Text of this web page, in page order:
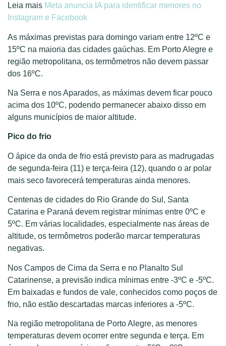
Leia mais Meta anuncia IA para identificar menores no
Instagram e Facebook
As máximas previstas para domingo variam entre 12ºC e
15ºC na maioria das cidades gaúchas. Em Porto Alegre e
região metropolitana, os termômetros não devem passar
dos 16ºC.
Na Serra e nos Aparados, as máximas devem ficar pouco
acima dos 10ºC, podendo permanecer abaixo disso em
alguns municípios de maior altitude.
Pico do frio
O ápice da onda de frio está previsto para as madrugadas
de segunda-feira (11) e terça-feira (12), quando o ar polar
mais seco favorecerá temperaturas ainda menores.
Centenas de cidades do Rio Grande do Sul, Santa
Catarina e Paraná devem registrar mínimas entre 0ºC e
5ºC. Em várias localidades, especialmente nas áreas de
altitude, os termômetros poderão marcar temperaturas
negativas.
Nos Campos de Cima da Serra e no Planalto Sul
Catarinense, a previsão indica mínimas entre -3ºC e -5ºC.
Em baixadas e fundos de vale, conhecidos como poços de
frio, não estão descartadas marcas inferiores a -5ºC.
Na região metropolitana de Porto Alegre, as menores
temperaturas devem ocorrer entre segunda e terça. Em